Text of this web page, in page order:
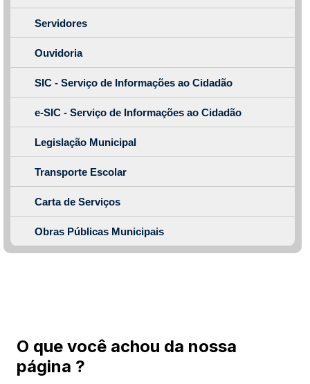
Servidores
Ouvidoria
SIC - Serviço de Informações ao Cidadão
e-SIC - Serviço de Informações ao Cidadão
Legislação Municipal
Transporte Escolar
Carta de Serviços
Obras Públicas Municipais
O que você achou da nossa
página ?